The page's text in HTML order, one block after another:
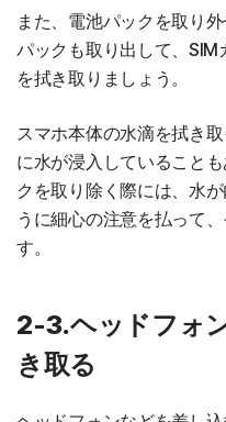
また、電池パックを取り
パックも取り出して、
を拭き取りましょう。
スマホ本体の水滴を拭き
に水が浸入していること
クを取り除く際には、水
うに細心の注意を払って
す。
2-3.ヘッドフォ
き取る